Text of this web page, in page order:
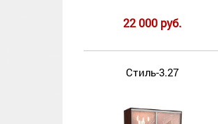
22 000 руб.
Стиль-3.27